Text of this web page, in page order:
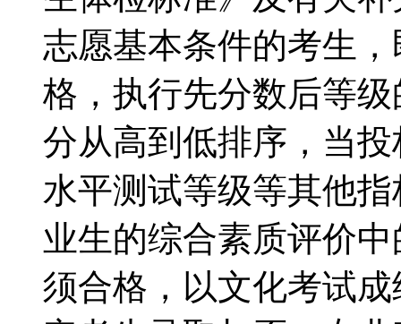
志愿基本条件的考生
格，执行先分数后等
分从高到低排序，当
水平测试等级等其他
业生的综合素质评价
须合格，以文化考试